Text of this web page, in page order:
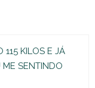
115 KILOS E JÁ
SENTINDO